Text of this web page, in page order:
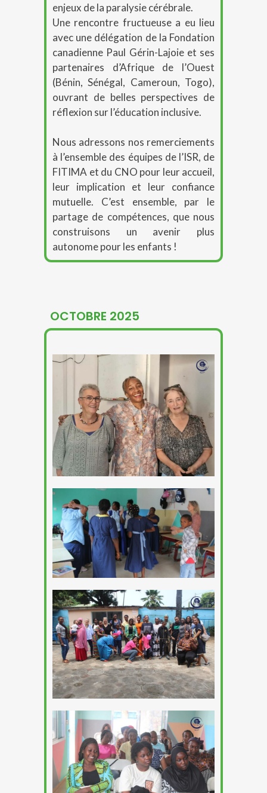
enjeux de la paralysie cérébrale.
Une rencontre fructueuse a eu lieu
avec une délégation de la Fondation
canadienne Paul Gérin-Lajoieet ses
partenaires d’Afrique de l’Ouest
(Bénin, Sénégal, Cameroun, Togo),
ouvrant de belles perspectives de
réflexion sur l’éducation inclusive.
Nous adressons nos remerciements
à l’ensemble des équipes de l’ISR, de
FITIMA et du CNO pour leur accueil,
leur implication et leur confiance
mutuelle. C’est ensemble, par le
partage de compétences, que nous
construisons un avenir plus
autonome pour les enfants !
OCTOBRE 2025